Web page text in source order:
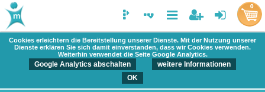
Cookies erleichtern die Bereitstellung unserer Dienste. Mit der Nutzung unserer
Dienste erklären Sie sich damit einverstanden, dass wir Cookies verwenden.
Weiterhin verwendet die Seite Google Analytics.
Google Analytics abschalten
weitere Informationen
OK
0